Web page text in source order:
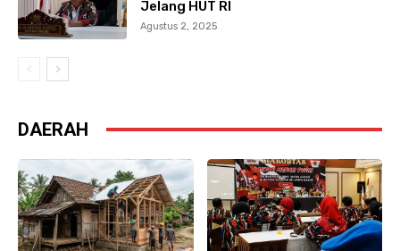
Jelang HUT RI
Agustus 2, 2025
DAERAH